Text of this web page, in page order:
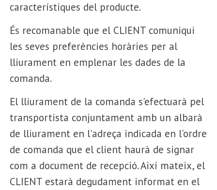
característiques del producte.
És recomanable que el CLIENT comuniqui
les seves preferències horàries per al
lliurament en emplenar les dades de la
comanda.
El lliurament de la comanda s'efectuarà pel
transportista conjuntament amb un albarà
de lliurament en l'adreça indicada en l'ordre
de comanda que el client haurà de signar
com a document de recepció. Així mateix, el
CLIENT estarà degudament informat en el